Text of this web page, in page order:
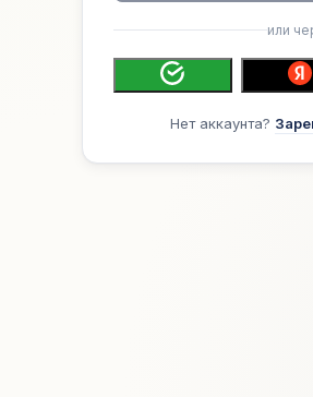
или
Нет аккаунта?